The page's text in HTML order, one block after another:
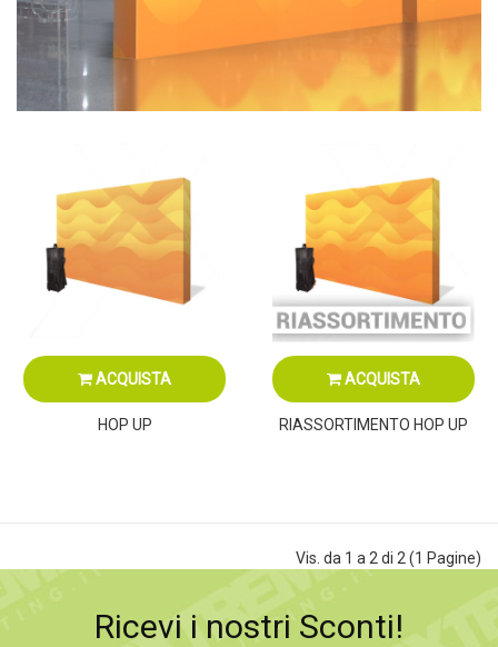
ACQUISTA
HOP UP
ACQUISTA
RIASSORTIMENTO HOP UP
Vis. da 1 a 2 di 2 (1 Pagine)
Ricevi i nostri Sconti!